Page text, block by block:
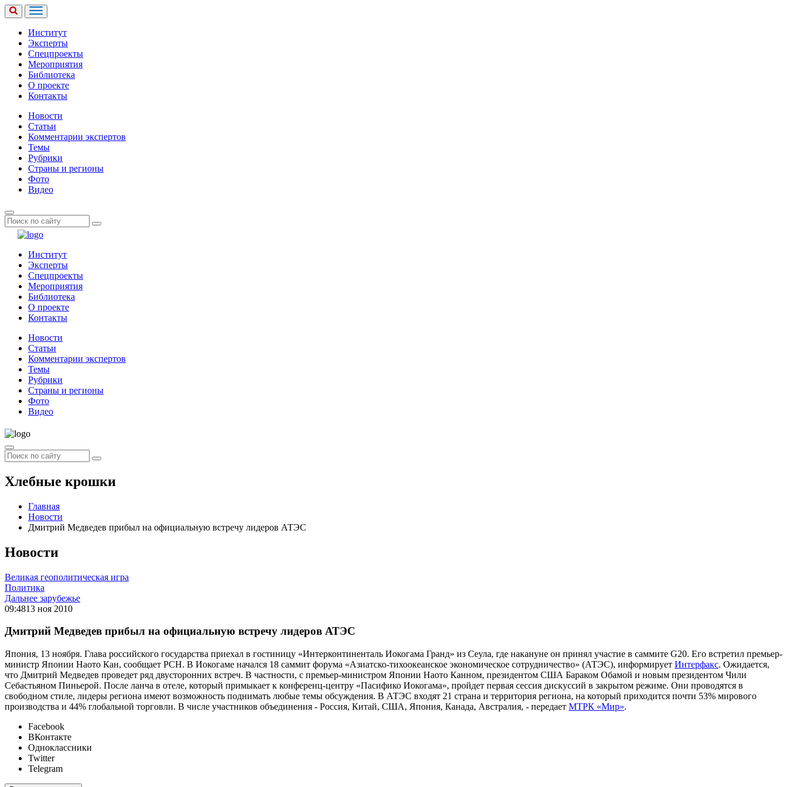
Институт
Эксперты
Спецпроекты
Мероприятия
Библиотека
О проекте
Контакты
Новости
Статьи
Комментарии экспертов
Темы
Рубрики
Страны и регионы
Фото
Видео
Институт
Эксперты
Спецпроекты
Мероприятия
Библиотека
О проекте
Контакты
Новости
Статьи
Комментарии экспертов
Темы
Рубрики
Страны и регионы
Фото
Видео
Хлебные крошки
Главная
Новости
Дмитрий Медведев прибыл на официальную встречу лидеров АТЭС
Новости
Великая геополитическая игра
Политика
Дальнее зарубежье
09:4813 ноя 2010
Дмитрий Медведев прибыл на официальную встречу лидеров АТЭС
Япония, 13 ноября. Глава российского государства приехал в гостиницу «Интерконтиненталь Иокогама Гранд» из Сеула, где накануне он принял участие в саммите G20. Его встретил премьер-
министр Японии Наото Кан, сообщает РСН. В Иокогаме начался 18 саммит форума «Азиатско-тихоокеанское экономическое сотрудничество» (АТЭС), информирует Интерфакс. Ожидается,
что Дмитрий Медведев проведет ряд двусторонних встреч. В частности, с премьер-министром Японии Наото Канном, президентом США Бараком Обамой и новым президентом Чили
Себастьяном Пиньерой. После ланча в отеле, который примыкает к конференц-центру «Пасифико Иокогама», пройдет первая сессия дискуссий в закрытом режиме. Они проводятся в
свободном стиле, лидеры региона имеют возможность поднимать любые темы обсуждения. В АТЭС входят 21 страна и территория региона, на который приходится почти 53% мирового
производства и 44% глобальной торговли. В числе участников объединения - Россия, Китай, США, Япония, Канада, Австралия, - передает МТРК «Мир».
Facebook
ВКонтакте
Одноклассники
Twitter
Telegram